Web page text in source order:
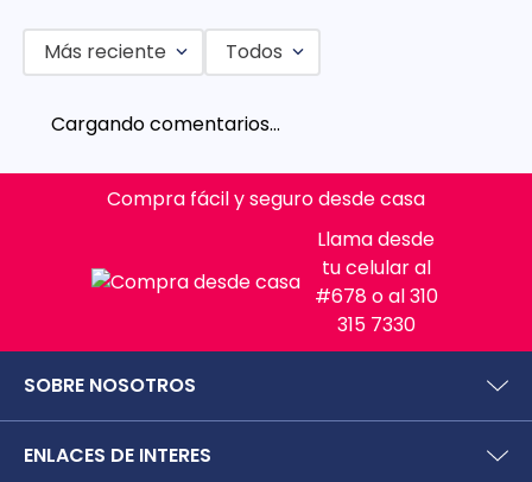
Más reciente Todos
Cargando comentarios…
Compra fácil y seguro desde casa
Llama desde
tu celular al
#678 o al 310
315 7330
SOBRE NOSOTROS
Preguntas frecuentes
ENLACES DE INTERES